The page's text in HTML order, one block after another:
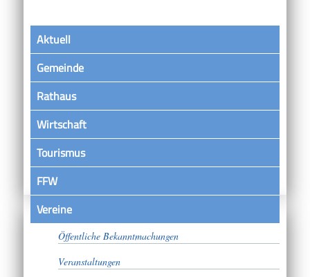
Aktuell
Gemeinde
Rathaus
Wirtschaft
Tourismus
FFW
VereineSatzungen
Öffentliche Bekanntmachungen
Veranstaltungen